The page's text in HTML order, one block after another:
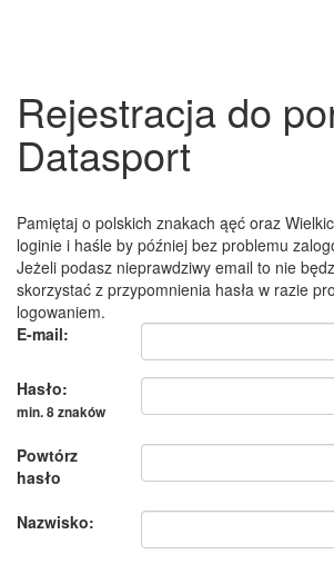
Rejestracja do
Datasport
Pamiętaj o polskich znakach ąęć oraz
loginie i haśle by później bez problemu
Jeżeli podasz nieprawdziwy email to nie
skorzystać z przypomnienia hasła w razie
logowaniem.
E-mail:
Hasło:
min. 8 znaków
Powtórz
hasło
Nazwisko: